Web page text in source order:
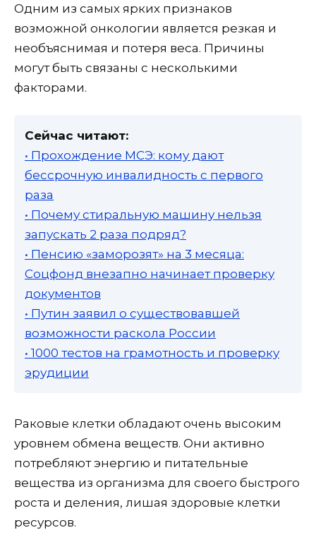
Одним из самых ярких признаков
возможной онкологии является резкая и
необъяснимая и потеря веса. Причины
могут быть связаны с несколькими
факторами.
Сейчас читают:
• Прохождение МСЭ: кому дают
бессрочную инвалидность с первого
раза
• Почему стиральную машину нельзя
запускать 2 раза подряд?
• Пенсию «заморозят» на 3 месяца:
Соцфонд внезапно начинает проверку
документов
• Путин заявил о существовавшей
возможности раскола России
• 1000 тестов на грамотность и проверку
эрудиции
Раковые клетки обладают очень высоким
уровнем обмена веществ. Они активно
потребляют энергию и питательные
вещества из организма для своего быстрого
роста и деления, лишая здоровые клетки
ресурсов.